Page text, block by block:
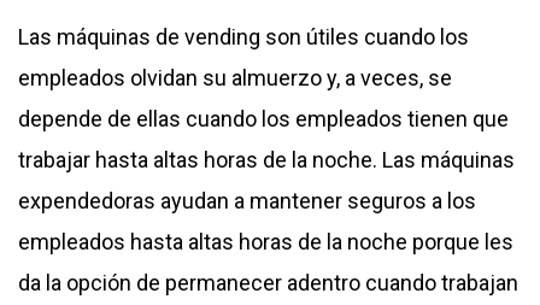
Las máquinas de vending son útiles cuando los
empleados olvidan su almuerzo y, a veces, se
depende de ellas cuando los empleados tienen que
trabajar hasta altas horas de la noche. Las máquinas
expendedoras ayudan a mantener seguros a los
empleados hasta altas horas de la noche porque les
da la opción de permanecer adentro cuando trabajan